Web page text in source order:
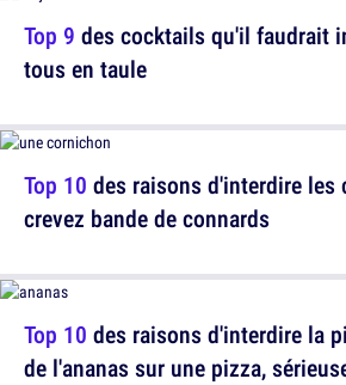
Top 9 des cocktails qu'il faudrait
tous en taule
Top 10 des raisons d'interdire la
de l'ananas sur une pizza,
Top 10 des raisons d'interdire les
crevez bande de connards